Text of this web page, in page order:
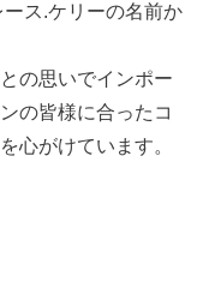
ス.ケリーの名前か
の思いでインポー
の皆様に合ったコ
心がけています。